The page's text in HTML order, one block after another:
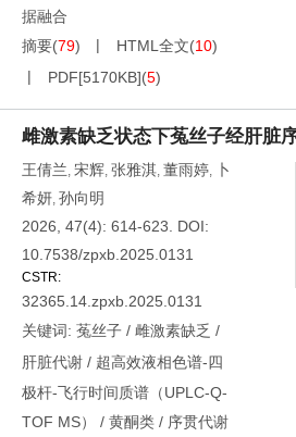
据融合
摘要(79) HTML全文(10)
PDF[5170KB](5)
雌激素缺乏状态下菟丝子经肝脏
王倩兰, 宋辉, 张雅淇, 董雨婷,
卜
希妍, 孙向明
2026, 47(4): 614-623.
DOI:
10.7538/zpxb.2025.0131
CSTR:
32365.14.zpxb.2025.0131
关键词: 菟丝子 / 雌激素缺乏 /
肝脏代谢 / 超高效液相色谱-四
极杆-飞行时间质谱（UPLC-Q-
TOF MS）
/ 黄酮类 / 序贯代谢